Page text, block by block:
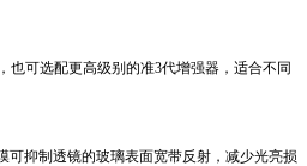
可选配更高级别的准3代增强器，适合不同
抑制透镜的玻璃表面宽带反射，减少光亮损